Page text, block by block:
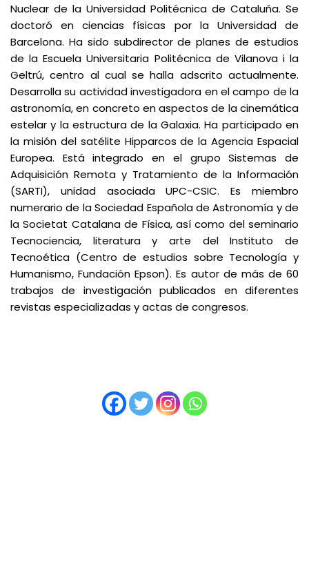
Nuclear de la Universidad Politécnica de Cataluña. Se
doctoró en ciencias físicas por la Universidad de
Barcelona. Ha sido subdirector de planes de estudios
de la Escuela Universitaria Politécnica de Vilanova i la
Geltrú, centro al cual se halla adscrito actualmente.
Desarrolla su actividad investigadora en el campo de la
astronomía, en concreto en aspectos de la cinemática
estelar y la estructura de la Galaxia. Ha participado en
la misión del satélite Hipparcos de la Agencia Espacial
Europea. Está integrado en el grupo Sistemas de
Adquisición Remota y Tratamiento de la Información
(SARTI), unidad asociada UPC-CSIC. Es miembro
numerario de la Sociedad Española de Astronomía y de
la Societat Catalana de Física, así como del seminario
Tecnociencia, literatura y arte del Instituto de
Tecnoética (Centro de estudios sobre Tecnología y
Humanismo, Fundación Epson). Es autor de más de 60
trabajos de investigación publicados en diferentes
revistas especializadas y actas de congresos.